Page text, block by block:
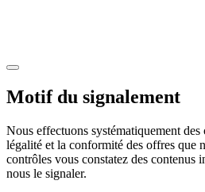
Motif du signalement
Nous effectuons systématiquement
légalité et la conformité des offres que
contrôles vous constatez des contenus
nous le signaler.